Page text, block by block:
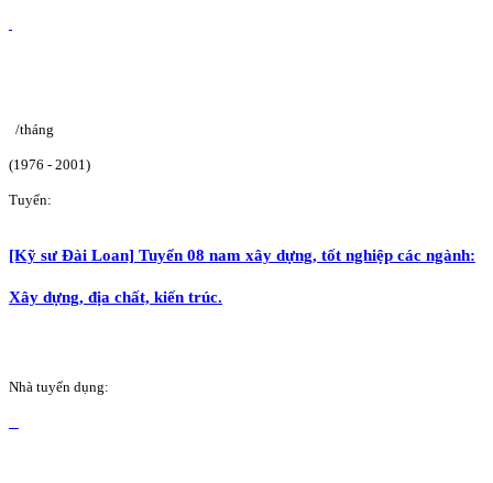
/tháng
(1976 - 2001)
Tuyển:
[Kỹ sư Đài Loan] Tuyển 08 nam xây dựng, tốt nghiệp các ngành:
Xây dựng, địa chất, kiến trúc.
Nhà tuyển dụng: